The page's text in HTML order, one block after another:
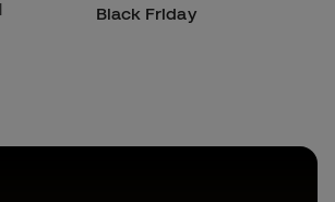
Black Friday